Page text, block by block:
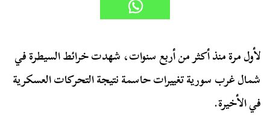
لأول مرة منذ أكثر من أربع سنوات، شهدت خرائط السيطرة في
شمال غرب سورية تغييرات حاسمة نتيجة التحركات العسكرية
في الأخيرة.